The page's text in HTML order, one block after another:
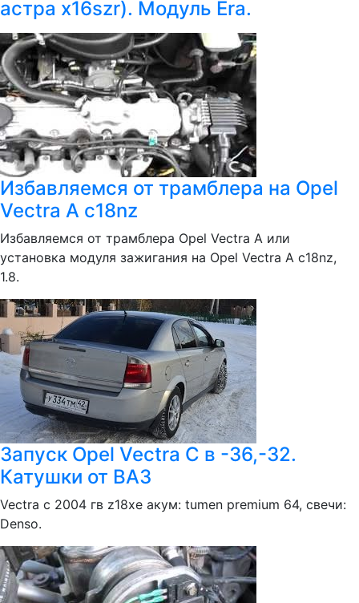
астра x16szr). Модуль Era.
Избавляемся от трамблера на Opel
Vectra A c18nz
Избавляемся от трамблера Opel Vectra A или
установка модуля зажигания на Opel Vectra A c18nz,
1.8.
Запуск Opel Vectra C в -36,-32.
Катушки от ВАЗ
Vectra c 2004 гв z18xe акум: tumen premium 64, свечи:
Denso.